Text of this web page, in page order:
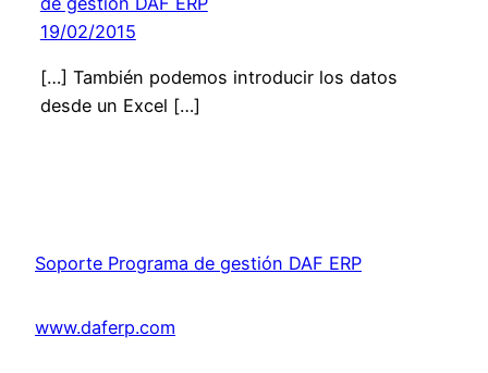
19/02/2015
[…] También podemos introducir los datos
desde un Excel […]
Soporte Programa de gestión DAF ERP
www.daferp.com